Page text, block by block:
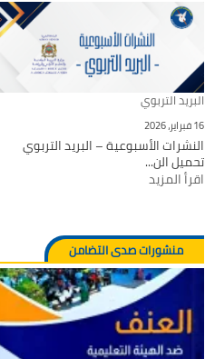
البريد التربوي
16 فبراير، 2026
النشرات الأسبوعية – البريد التربوي
تحميل الن...
اقرأ المزيد
منشورات صدى التضامن